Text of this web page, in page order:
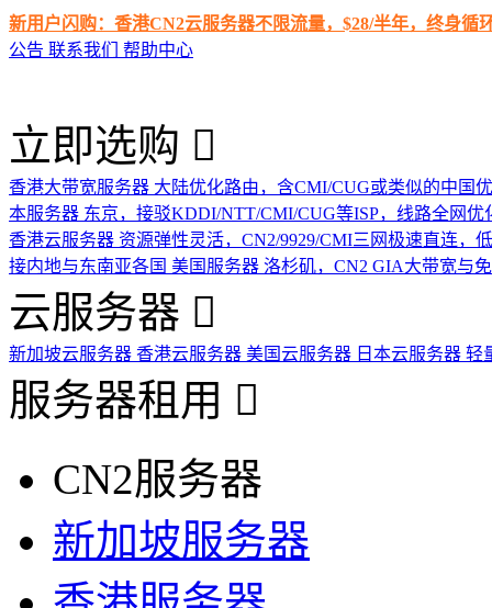
新用户闪购：香港CN2云服务器不限流量，$28/半年，终身循
公告 联系我们 帮助中心
立即选购
香港大带宽服务器 大陆优化路由，含CMI/CUG或类似的中国
本服务器 东京，接驳KDDI/NTT/CMI/CUG等ISP，线路全网优
香港云服务器 资源弹性灵活，CN2/9929/CMI三网极速直连，
接内地与东南亚各国 美国服务器 洛杉矶，CN2 GIA大带宽与
云服务器
新加坡云服务器 香港云服务器 美国云服务器 日本云服务器 轻
服务器租用
CN2服务器
新加坡服务器